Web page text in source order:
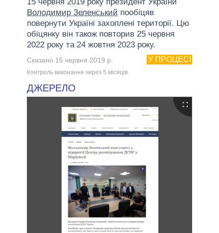
Володимир Зеленський пообіцяв
повернути Україні захоплені території. Цю
обіцянку він також повторив 25 червня
2022 року та 24 жовтня 2023 року.
У ПРОЦЕСІ
Сказано 15 червня 2019 р.
Контроль виконання через 5 мiсяцiв.
ДЖЕРЕЛО